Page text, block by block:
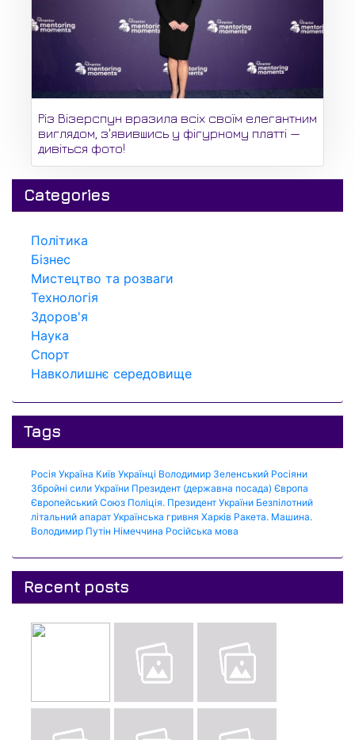
Різ Візерспун вразила всіх своїм елегантним
виглядом, з'явившись у фігурному платті —
дивіться фото!
Categories
Політика
Бізнес
Мистецтво та розваги
Технологія
Здоров'я
Наука
Спорт
Навколишнє середовище
Tags
Росія Україна Київ Українці Володимир Зеленський Росіяни
Збройні сили України Президент (державна посада) Європа
Європейський Союз Поліція. Президент України Безпілотний
літальний апарат Українська гривня Харків Ракета. Машина.
Володимир Путін Німеччина Російська мова
Recent posts